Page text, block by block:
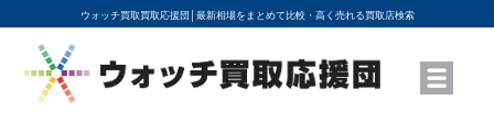
ウォッチ買取買取応援団│ 最新相場をまとめて比較・高く売れる買取店検索